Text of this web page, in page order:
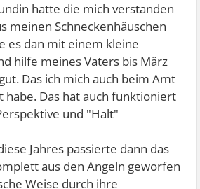
hatte die mich verstanden
meinen Schneckenhäuschen
es dan mit einem kleine
hilfe meines Vaters bis März
Das ich mich auch beim Amt
habe. Das hat auch funktioniert
und "Halt"
Jahres passierte dann das
aus den Angeln geworfen
Weise durch ihre